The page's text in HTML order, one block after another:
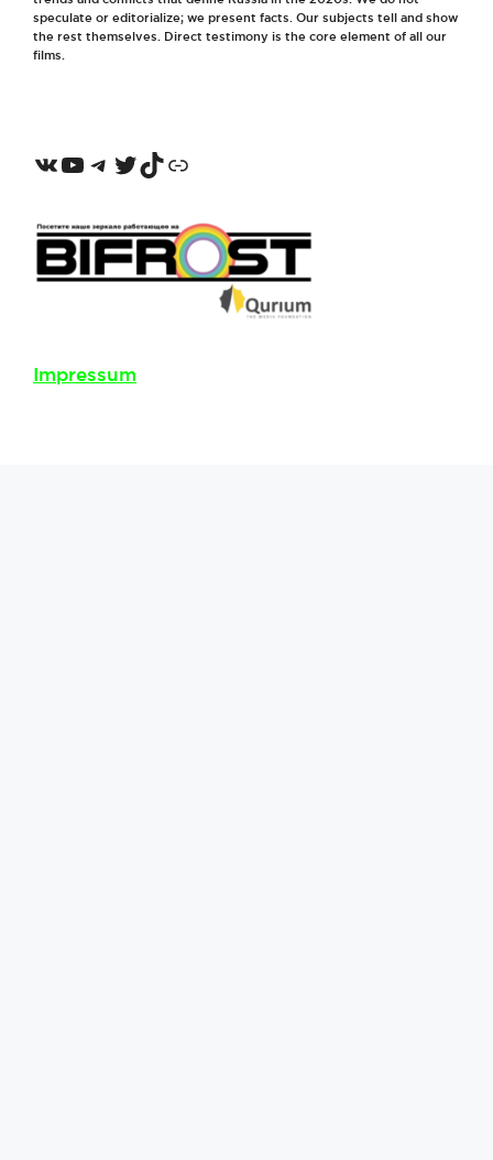
speculate or editorialize; we present facts. Our subjects tell and show
the rest themselves. Direct testimony is the core element of all our
films.
VKontakte
YouTube
Telegram
Twitter
TikTok
Odnoklassniki
Impressum